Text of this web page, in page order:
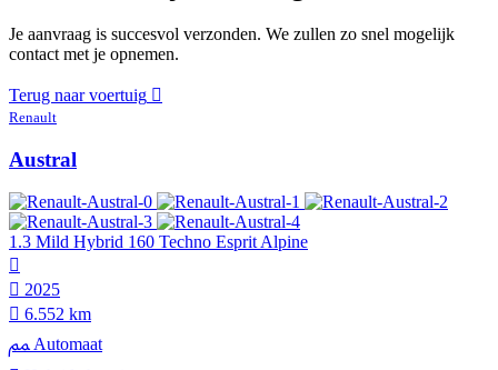
Je aanvraag is succesvol verzonden. We zullen zo snel mogelijk
contact met je opnemen.
Terug naar voertuig
Renault
Austral
1.3 Mild Hybrid 160 Techno Esprit Alpine
2025
6.552 km
Automaat